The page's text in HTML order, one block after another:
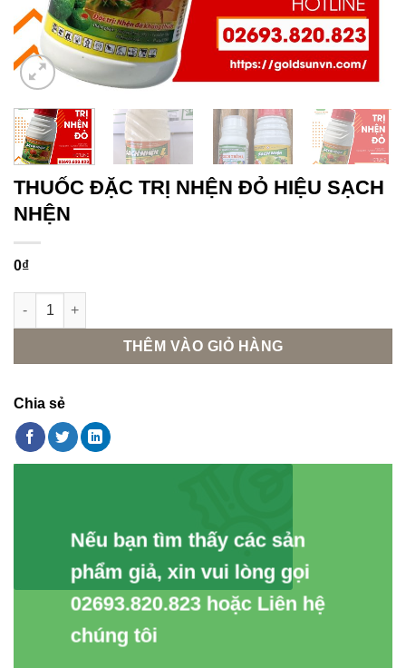
THUỐC ĐẶC TRỊ NHỆN ĐỎ HIỆU SẠCH
NHỆN
0₫
THUỐC ĐẶC TRỊ NHỆN ĐỎ HIỆU SẠCH NHỆN số lượng
THÊM VÀO GIỎ HÀNG
Chia sẻ
Nếu bạn tìm thấy các sản
phẩm giả, xin vui lòng gọi
02693.820.823 hoặc Liên hệ
chúng tôi